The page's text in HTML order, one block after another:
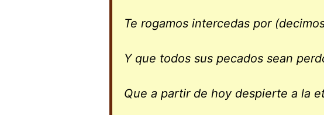
Te rogamos intercedas por
Y que todos sus pecados sean
Que a partir de hoy despierte a la